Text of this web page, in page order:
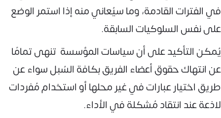
في الفترات القادمة، وما سيُعاني منه إذا استمر الوضع
على نفس السلوكيات السابقة.
يُمكن التأكيد على أن سياسات المؤسسة تنهى تمامًا
عن انتهاك حقوق أعضاء الفريق بكافة السُبل سواء عن
طريق اختيار عبارات في غير محلها أو استخدام مُفردات
لاذعة عند انتقاد مُشكلة في الأداء.